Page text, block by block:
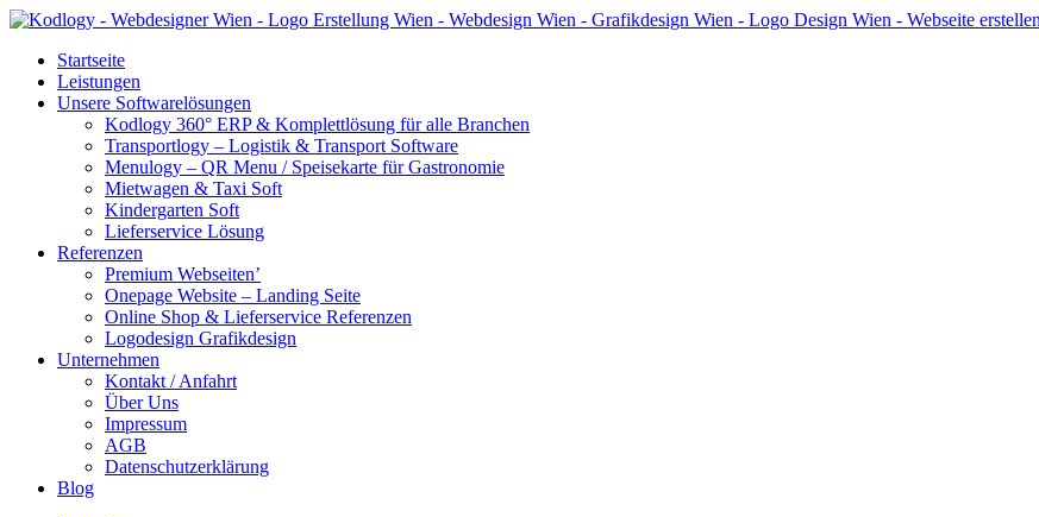
Startseite
Leistungen
Unsere Softwarelösungen
Kodlogy 360° ERP & Komplettlösung für alle Branchen
Transportlogy – Logistik & Transport Software
Menulogy – QR Menu / Speisekarte für Gastronomie
Mietwagen & Taxi Soft
Kindergarten Soft
Lieferservice Lösung
Referenzen
Premium Webseiten’
Onepage Website – Landing Seite
Online Shop & Lieferservice Referenzen
Logodesign Grafikdesign
Unternehmen
Kontakt / Anfahrt
Über Uns
Impressum
AGB
Datenschutzerklärung
Blog